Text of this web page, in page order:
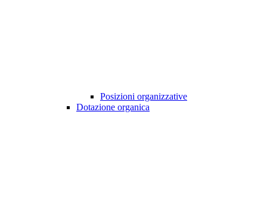
Posizioni organizzative
Dotazione organica